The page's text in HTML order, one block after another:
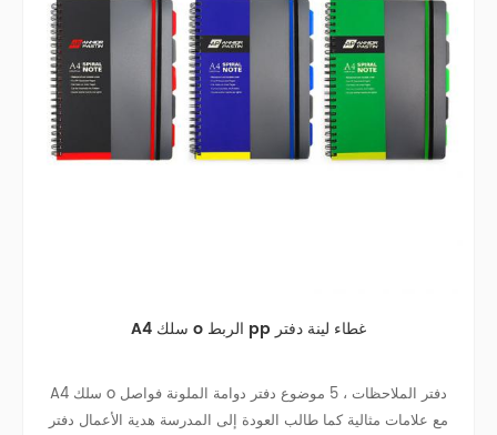
A4 سلك o الربط pp غطاء لينة دفتر
A4 سلك o دفتر الملاحظات ، 5 موضوع دفتر دوامة الملونة فواصل
مع علامات مثالية كما طالب العودة إلى المدرسة هدية الأعمال دفتر